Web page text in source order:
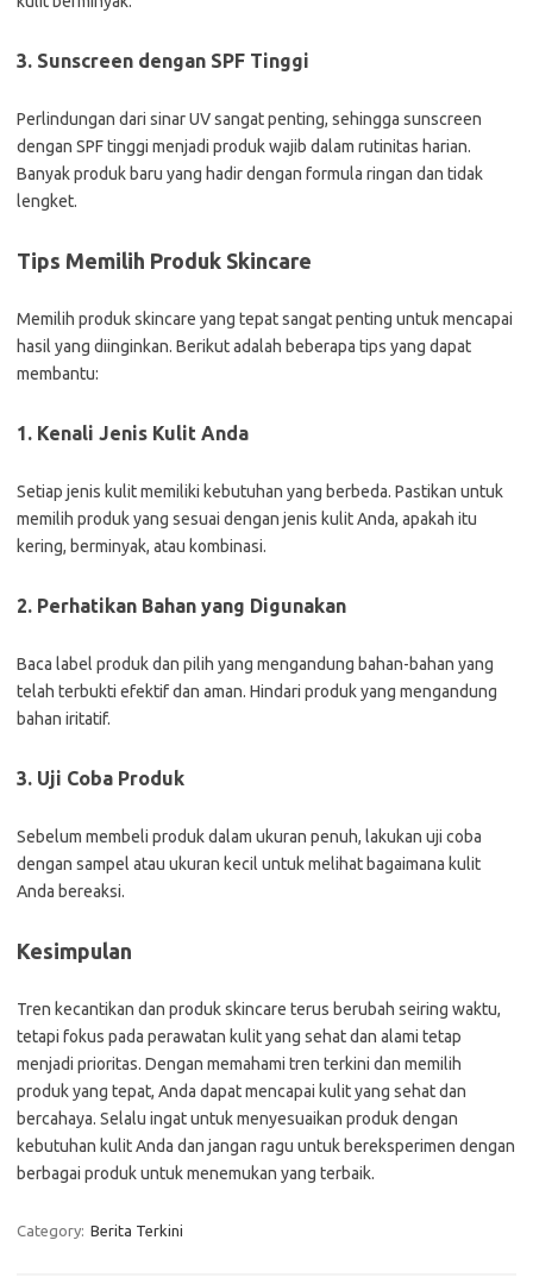
3. Sunscreen dengan SPF Tinggi
Perlindungan dari sinar UV sangat penting, sehingga sunscreen
dengan SPF tinggi menjadi produk wajib dalam rutinitas harian.
Banyak produk baru yang hadir dengan formula ringan dan tidak
lengket.
Tips Memilih Produk Skincare
Memilih produk skincare yang tepat sangat penting untuk mencapai
hasil yang diinginkan. Berikut adalah beberapa tips yang dapat
membantu:
1. Kenali Jenis Kulit Anda
Setiap jenis kulit memiliki kebutuhan yang berbeda. Pastikan untuk
memilih produk yang sesuai dengan jenis kulit Anda, apakah itu
kering, berminyak, atau kombinasi.
2. Perhatikan Bahan yang Digunakan
Baca label produk dan pilih yang mengandung bahan-bahan yang
telah terbukti efektif dan aman. Hindari produk yang mengandung
bahan iritatif.
3. Uji Coba Produk
Sebelum membeli produk dalam ukuran penuh, lakukan uji coba
dengan sampel atau ukuran kecil untuk melihat bagaimana kulit
Anda bereaksi.
Kesimpulan
Tren kecantikan dan produk skincare terus berubah seiring waktu,
tetapi fokus pada perawatan kulit yang sehat dan alami tetap
menjadi prioritas. Dengan memahami tren terkini dan memilih
produk yang tepat, Anda dapat mencapai kulit yang sehat dan
bercahaya. Selalu ingat untuk menyesuaikan produk dengan
kebutuhan kulit Anda dan jangan ragu untuk bereksperimen dengan
berbagai produk untuk menemukan yang terbaik.
Category: Berita Terkini